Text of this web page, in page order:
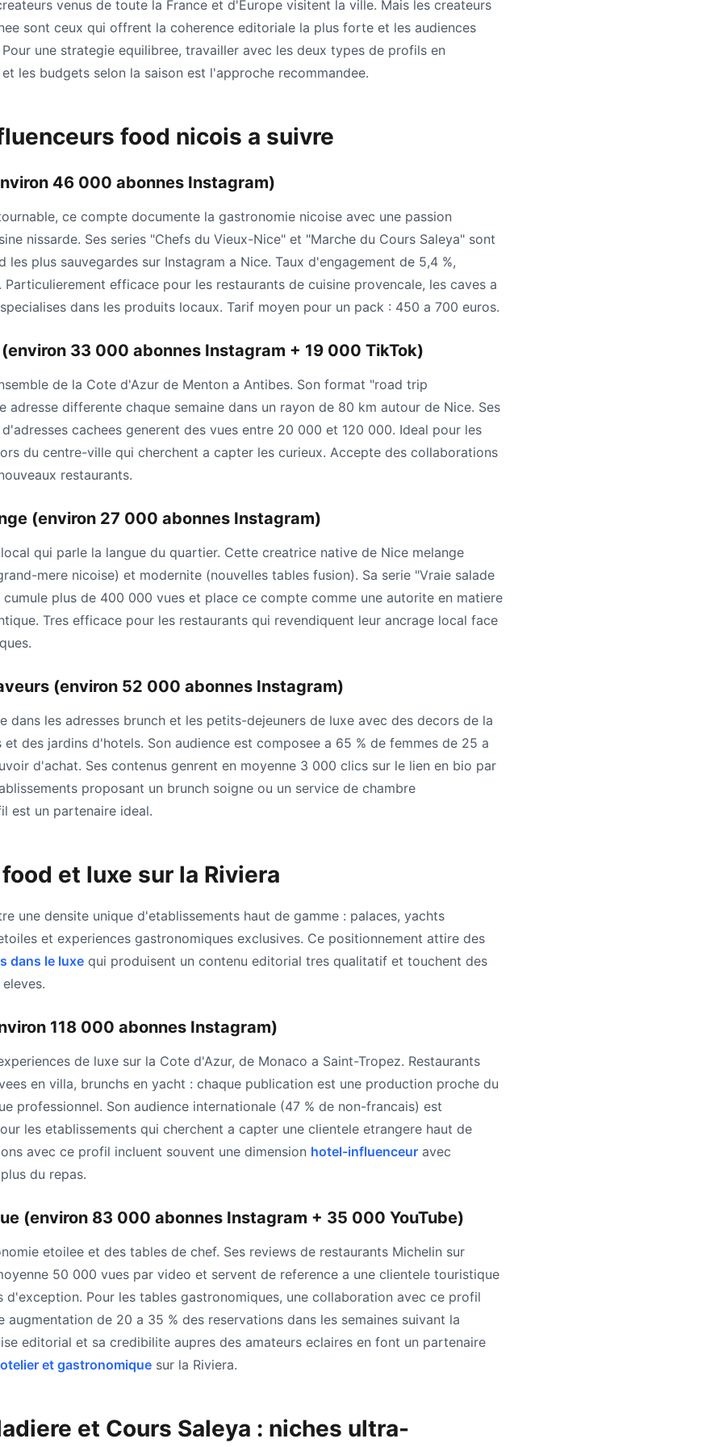
venus de toute la France et d'Europe visitent la ville. Mais les createurs
sont ceux qui offrent la coherence editoriale la plus forte et les audiences
une strategie equilibree, travailler avec les deux types de profils en
les budgets selon la saison est l'approche recommandee.
food nicois a suivre
46 000 abonnes Instagram)
ce compte documente la gastronomie nicoise avec une passion
nissarde. Ses series "Chefs du Vieux-Nice" et "Marche du Cours Saleya" sont
les plus sauvegardes sur Instagram a Nice. Taux d'engagement de 5,4 %,
Particulierement efficace pour les restaurants de cuisine provencale, les caves a
dans les produits locaux. Tarif moyen pour un pack : 450 a 700 euros.
33 000 abonnes Instagram + 19 000 TikTok)
de la Cote d'Azur de Menton a Antibes. Son format "road trip
adresse differente chaque semaine dans un rayon de 80 km autour de Nice. Ses
cachees generent des vues entre 20 000 et 120 000. Ideal pour les
du centre-ville qui cherchent a capter les curieux. Accepte des collaborations
restaurants.
(environ 27 000 abonnes Instagram)
qui parle la langue du quartier. Cette creatrice native de Nice melange
mere nicoise) et modernite (nouvelles tables fusion). Sa serie "Vraie salade
plus de 400 000 vues et place ce compte comme une autorite en matiere
Tres efficace pour les restaurants qui revendiquent leur ancrage local face
(environ 52 000 abonnes Instagram)
dans les adresses brunch et les petits-dejeuners de luxe avec des decors de la
et des jardins d'hotels. Son audience est composee a 65 % de femmes de 25 a
d'achat. Ses contenus genrent en moyenne 3 000 clics sur le lien en bio par
proposant un brunch soigne ou un service de chambre
est un partenaire ideal.
et luxe sur la Riviera
une densite unique d'etablissements haut de gamme : palaces, yachts
et experiences gastronomiques exclusives. Ce positionnement attire des
dans le luxe qui produisent un contenu editorial tres qualitatif et touchent des
118 000 abonnes Instagram)
de luxe sur la Cote d'Azur, de Monaco a Saint-Tropez. Restaurants
en villa, brunchs en yacht : chaque publication est une production proche du
professionnel. Son audience internationale (47 % de non-francais) est
les etablissements qui cherchent a capter une clientele etrangere haut de
avec ce profil incluent souvent une dimension hotel-influenceur avec
du repas.
(environ 83 000 abonnes Instagram + 35 000 YouTube)
etoilee et des tables de chef. Ses reviews de restaurants Michelin sur
50 000 vues par video et servent de reference a une clientele touristique
d'exception. Pour les tables gastronomiques, une collaboration avec ce profil
augmentation de 20 a 35 % des reservations dans les semaines suivant la
editorial et sa credibilite aupres des amateurs eclaires en font un partenaire
et gastronomique sur la Riviera.
et Cours Saleya : niches ultra-